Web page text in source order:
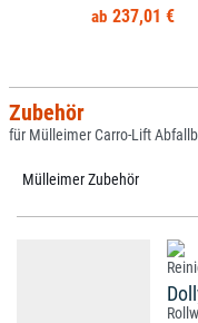
237,01 €
Zubehör
für Mülleimer Carro-Lift
Mülleimer Zubehör